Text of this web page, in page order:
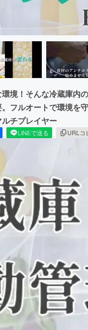
境！そんな冷蔵庫内
フルオートで環境を
チプレイヤー
LINEで送る URLコ